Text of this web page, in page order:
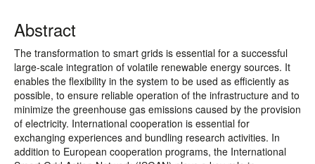
Abstract
The transformation to smart grids is essential for a successful
large-scale integration of volatile renewable energy sources. It
enables the flexibility in the system to be used as efficiently as
possible, to ensure reliable operation of the infrastructure and to
minimize the greenhouse gas emissions caused by the provision
of electricity. International cooperation is essential for
exchanging experiences and bundling research activities. In
addition to European cooperation programs, the International